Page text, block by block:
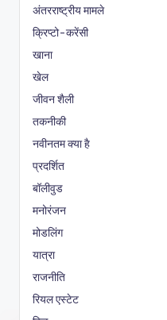
अंतरराष्ट्रीय मामले
क्रिप्टो-करेंसी
खाना
खेल
जीवन शैली
तकनीकी
नवीनतम क्या है
प्रदर्शित
बॉलीवुड
मनोरंजन
मोडलिंग
यात्रा
राजनीति
रियल एस्टेट